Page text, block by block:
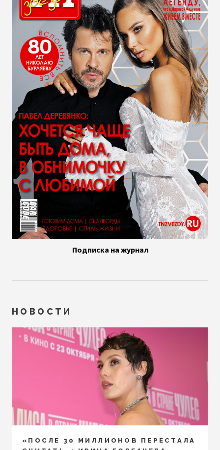
Подписка на журнал
НОВОСТИ
«ПОСЛЕ 30 МИЛЛИОНОВ ПЕРЕСТАЛА